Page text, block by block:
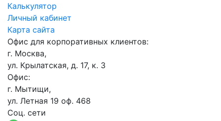
Калькулятор
Личный кабинет
Карта сайта
Офис для корпоративных клиентов:
г. Москва,
ул. Крылатская, д. 17, к. 3
Офис:
г. Мытищи,
ул. Летная 19 оф. 468
Соц. сети